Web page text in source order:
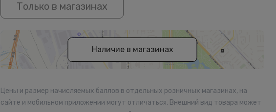
Только в магазинах
Наличие в магазинах
Цены и размер начисляемых баллов в отдельных розничных магазинах, на
сайте и мобильном приложении могут отличаться. Внешний вид товара может